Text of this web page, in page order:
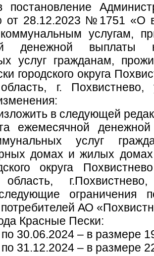
от 28.12.2023 №1751 «О
услугам,
денежной выплаты
услуг гражданам,
городского округа
г. Похвистнево,
в следующей
ежемесячной
услуг
домах и жилых
округа
ограничения
АО
Красные Пески:
30.06.2024 – в размере
31.12.2024 – в размере